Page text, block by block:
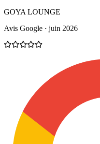
GOYA LOUNGE
Avis Google · juin 2026